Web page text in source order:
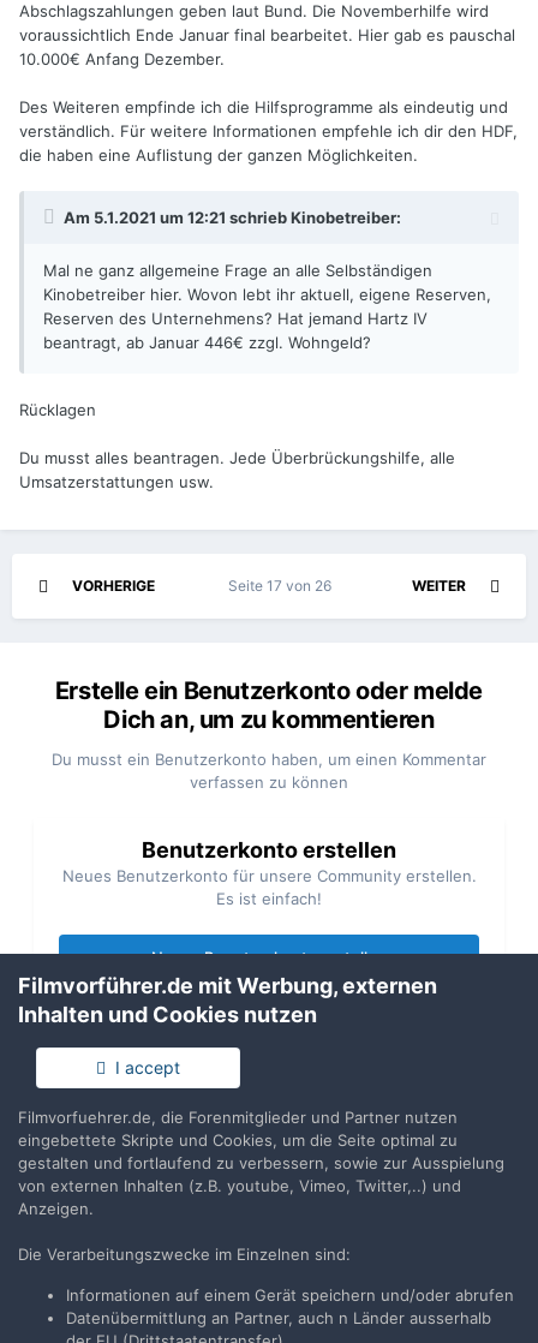
Abschlagszahlungen geben laut Bund. Die Novemberhilfe wird
voraussichtlich Ende Januar final bearbeitet. Hier gab es pauschal
10.000€ Anfang Dezember.
Des Weiteren empfinde ich die Hilfsprogramme als eindeutig und
verständlich. Für weitere Informationen empfehle ich dir den HDF,
die haben eine Auflistung der ganzen Möglichkeiten.
Am 5.1.2021 um 12:21 schriebKinobetreiber:
Mal ne ganz allgemeine Frage an alle Selbständigen
Kinobetreiber hier. Wovon lebt ihr aktuell, eigene Reserven,
Reserven des Unternehmens? Hat jemand Hartz IV
beantragt, ab Januar 446€ zzgl. Wohngeld?
Rücklagen
Du musst alles beantragen. Jede Überbrückungshilfe, alle
Umsatzerstattungen usw.
VORHERIGE WEITER
Seite 17 von 26
Erstelle ein Benutzerkonto oder melde
Dich an, um zu kommentieren
Du musst ein Benutzerkonto haben, um einen Kommentar
verfassen zu können
Benutzerkonto erstellen
Neues Benutzerkonto für unsere Community erstellen.
Es ist einfach!
Neues Benutzerkonto erstellen
Du hast bereits ein Benutzerkonto? Melde Dich hier an.
Jetzt anmelden
Teilen Folgen
Filmvorführer.de mit Werbung, externen
Inhalten und Cookies nutzen
I accept
Filmvorfuehrer.de, die Forenmitglieder und Partner nutzen
eingebettete Skripte und Cookies, um die Seite optimal zu
gestalten und fortlaufend zu verbessern, sowie zur Ausspielung
von externen Inhalten (z.B. youtube, Vimeo, Twitter,..) und
Anzeigen.
Die Verarbeitungszwecke im Einzelnen sind:
Informationen auf einem Gerät speichern und/oder abrufen
Datenübermittlung an Partner, auch n Länder ausserhalb